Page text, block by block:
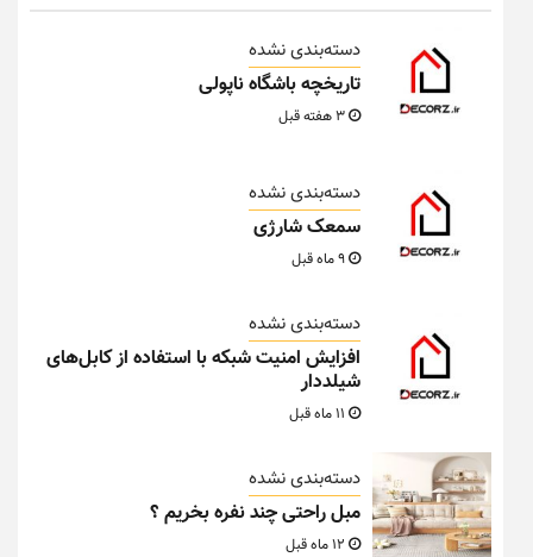
دسته‌بندی نشده
تاریخچه باشگاه ناپولی
دسته‌بندی نشده
سمعک شارژی
دسته‌بندی نشده
افزایش امنیت شبکه با استفاده از کابل‌های
شیلددار
دسته‌بندی نشده
مبل راحتی چند نفره بخریم ؟